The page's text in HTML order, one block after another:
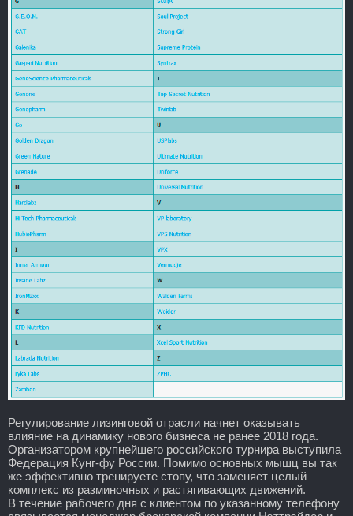
Регулирование лизинговой отрасли начнет оказывать
влияние на динамику нового бизнеса не ранее 2018 года.
Организатором крупнейшего российского турнира выступила
Федерация Кунг-фу России. Помимо основных мышц вы так
же эффективно тренируете стопу, что заменяет целый
комплекс из разминочных и растягивающих движений.
В течение рабочего дня с клиентом по указанному телефону